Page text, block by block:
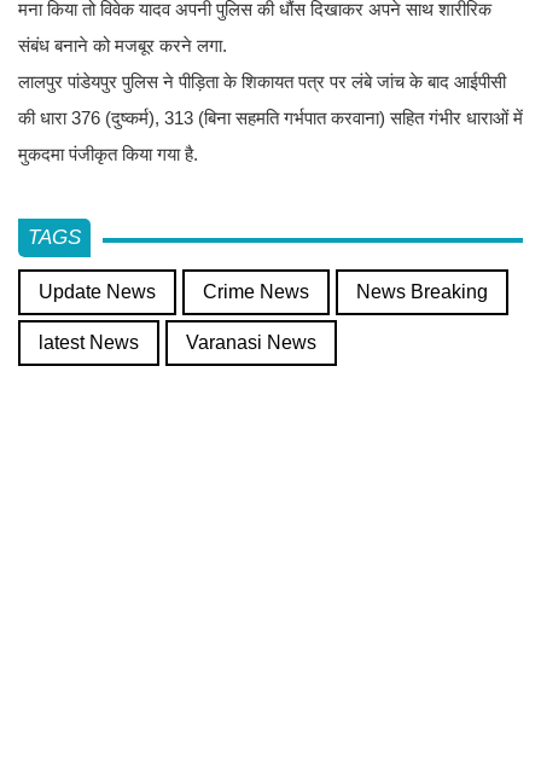
मना किया तो विवेक यादव अपनी पुलिस की धौंस दिखाकर अपने साथ शारीरिक
संबंध बनाने को मजबूर करने लगा.
लालपुर पांडेयपुर पुलिस ने पीड़िता के शिकायत पत्र पर लंबे जांच के बाद आईपीसी
की धारा 376 (दुष्कर्म), 313 (बिना सहमति गर्भपात करवाना) सहित गंभीर धाराओं में
मुकदमा पंजीकृत किया गया है.
TAGS
Update News Crime News News Breaking
latest News Varanasi News